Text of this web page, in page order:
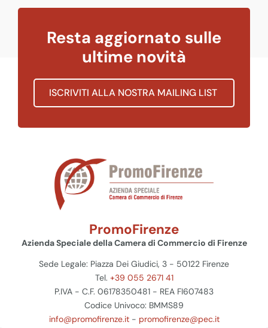
Resta aggiornato sulle
ultime novità
ISCRIVITI ALLA NOSTRA MAILING LIST
PromoFirenze
Azienda Speciale della Camera di Commercio di Firenze
Sede Legale: Piazza Dei Giudici, 3 - 50122 Firenze
Tel. +39 055 2671 41
P.IVA - C.F. 06178350481 - REA FI607483
Codice Univoco: BMMS89
info@promofirenze.it- promofirenze@pec.it